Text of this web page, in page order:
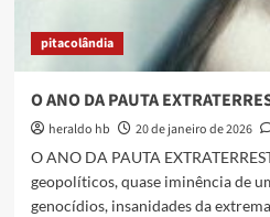
pitacolândia
O ANO DA PAUTA
heraldo hb 20 de janeiro de 2026
O ANO DA PAUTA
geopolíticos, quase iminência de
genocídios, insanidades da